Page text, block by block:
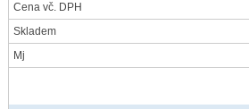
Cena vč. DPH
Skladem
Mj